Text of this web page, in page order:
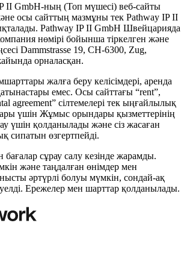
II GmbH-ның (Топ мүшесі) веб-сайты
осы сайттың мазмұны тек Pathway IP II
Pathway IP II GmbH Швейцарияда
нөмірі бойынша тіркелген және
Dammstrasse 19, CH-6300, Zug,
орналасқан.
жалға беру келісімдері, аренда
емес. Осы сайттағы “rent”,
agreement” сілтемелері тек ыңғайлылық
үшін Жұмыс орындары қызметтерінің
үшін қолданылады және сіз жасаған
сипатын өзгертпейді.
бағалар сұрау салу кезінде жарамды.
және таңдалған өнімдер мен
әртүрлі болуы мүмкін, сондай-ақ
Ережелер мен шарттар қолданылады.